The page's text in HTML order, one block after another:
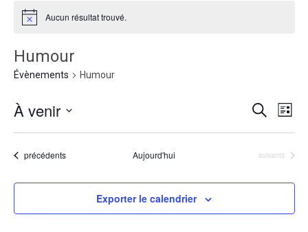
Aucun résultat trouvé.
Humour
Évènements Humour
et
de
vues
Recherche
Liste
À venir
date.Évènements
précédents Aujourd'hui Évènements
suivants
Exporter le calendrier